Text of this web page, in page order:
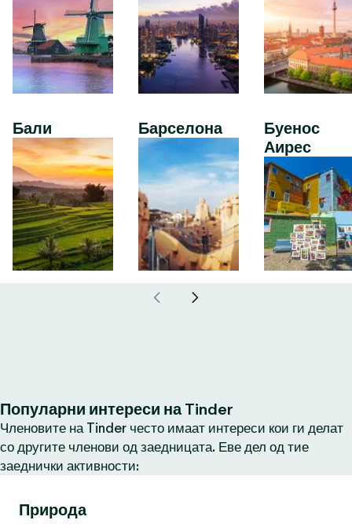
Бали Барселона
Буенос
Аирес
Популарни интереси на Tinder
Членовите на Tinder често имаат интереси кои ги делат
со другите членови од заедницата. Еве дел од тие
заеднички активности:
Природа